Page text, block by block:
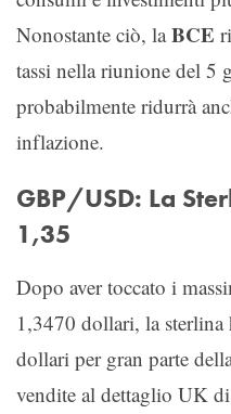
Nonostante ciò, laBCE
tassi nella riunione del 5
probabilmente ridurrà
inflazione.
GBP/USD: La
1,35
Dopo aver toccato i
1,3470 dollari, la sterlina
dollari per gran parte
vendite al dettaglio UK